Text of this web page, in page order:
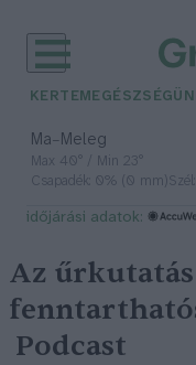
KERTEM
Ma– Meleg
Max 40° / Min 23°
Csapadék: 0% (0 mm)
időjárási adatok:
Az
Podcast